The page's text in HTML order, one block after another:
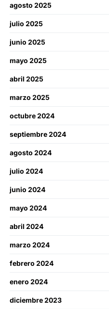
agosto 2025
julio 2025
junio 2025
mayo 2025
abril 2025
marzo 2025
octubre 2024
septiembre 2024
agosto 2024
julio 2024
junio 2024
mayo 2024
abril 2024
marzo 2024
febrero 2024
enero 2024
diciembre 2023